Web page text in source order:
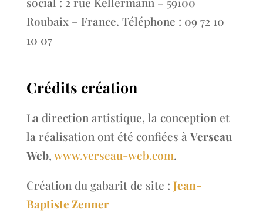
Roubaix – France. Téléphone : 09 72 10
10 07
Crédits création
La direction artistique, la conception et
la réalisation ont été confiées à Verseau
Web,www.verseau-web.com.
Création du gabarit de site : Jean-
Baptiste Zenner